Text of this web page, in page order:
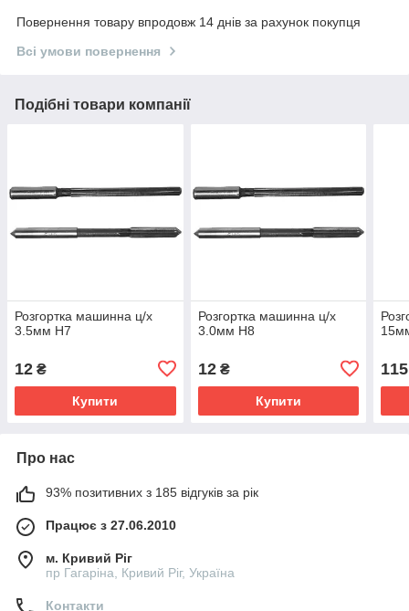
Повернення товару впродовж 14 днів за рахунок покупця
Всі умови повернення
Подібні товари компанії
Розгортка машинна ц/х
3.5мм Н7
12 ₴
Купити
Розгортка машинна ц/х
3.0мм Н8
12₴
Купити
115
Про нас
93% позитивних з 185 відгуків за рік
Працює з 27.06.2010
м. Кривий Ріг
пр Гагаріна, Кривий Ріг, Україна
Контакти